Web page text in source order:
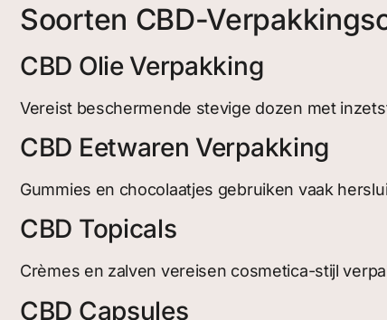
Soorten CBD-
CBD Olie Verpakking
Vereist beschermende stevige dozen met
CBD Eetwaren Verpakking
Gummies en chocolaatjes gebruiken vaak
CBD Topicals
Crèmes en zalven vereisen cosmetica-stijl
CBD Capsules